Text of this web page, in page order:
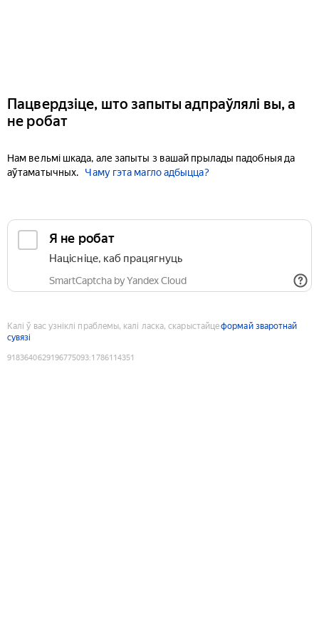
Пацвердзіце, што запыты адпраўлялі вы, а
не робат
Нам вельмі шкада, але запыты з вашай прылады падобныя да
аўтаматычных.
Чаму гэта магло адбыцца?
Я не робат
Націсніце, каб працягнуць
SmartCaptcha by Yandex Cloud
Калі ў вас узніклі праблемы, калі ласка, скарыстайцеформай зваротнай
сувязі
9183640629196775093:1786114351